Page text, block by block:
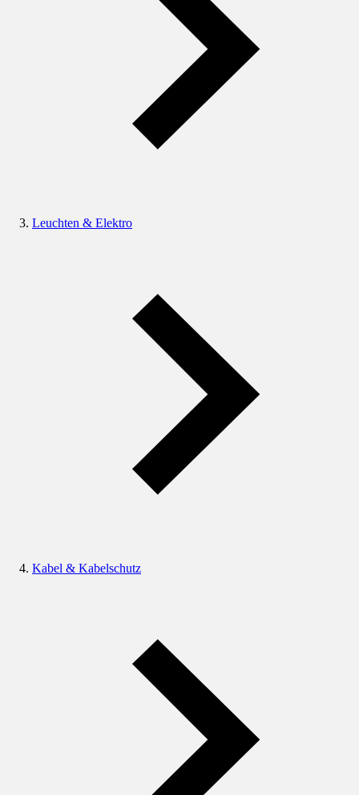
Leuchten & Elektro
Kabel & Kabelschutz